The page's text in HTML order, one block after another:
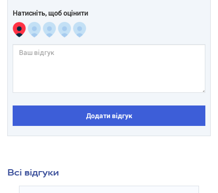
Натисніть, щоб оцінити
Додати відгук
Всі відгуки